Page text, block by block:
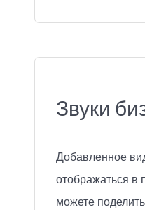
Звуки
Добавленное
отображаться
можете